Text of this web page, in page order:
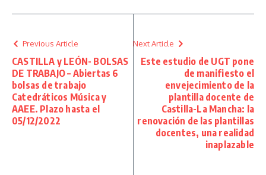
Previous Article
CASTILLA y LEÓN- BOLSAS
DE TRABAJO – Abiertas 6
bolsas de trabajo
Catedráticos Música y
AAEE. Plazo hasta el
05/12/2022
Next Article
Este estudio de UGT pone
de manifiesto el
envejecimiento de la
plantilla docente de
Castilla-La Mancha: la
renovación de las plantillas
docentes, una realidad
inaplazable